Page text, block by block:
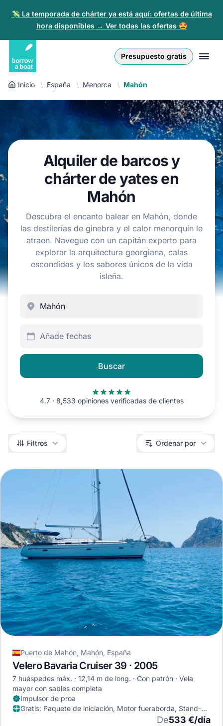
💸 La temporada de chárter ya está aquí: ofertas de última
hora disponibles → Ver todas las ofertas 🤩
Presupuesto gratis
Iniciar sesión
Regístrate
Para partners
EUR
Złoty
English (UK)
Nederlands
Español
Français
Polski
Inicio España Menorca Mahón
Alquiler de barcos y
chárter de yates en
Mahón
Descubra el encanto balear en Mahón, donde
las destilerías de ginebra y el calor menorquín le
atraen. Navegue con un capitán experto para
explorar la arquitectura georgiana, calas
escondidas y los sabores únicos de la vida
isleña.
Añade fechas
Buscar
4.7 · 8,533 opiniones verificadas de clientes
Filtros Filtros Ordenar por
Puerto de Mahón, Mahón, España
Velero Bavaria Cruiser 39 · 2005
7 huéspedes máx. 12,14 m de long. Con patrón
Vela
mayor con sables completa
Impulsor de proa
Gratis: Paquete de iniciación, Motor fueraborda, Stand-Up
De533 €/día